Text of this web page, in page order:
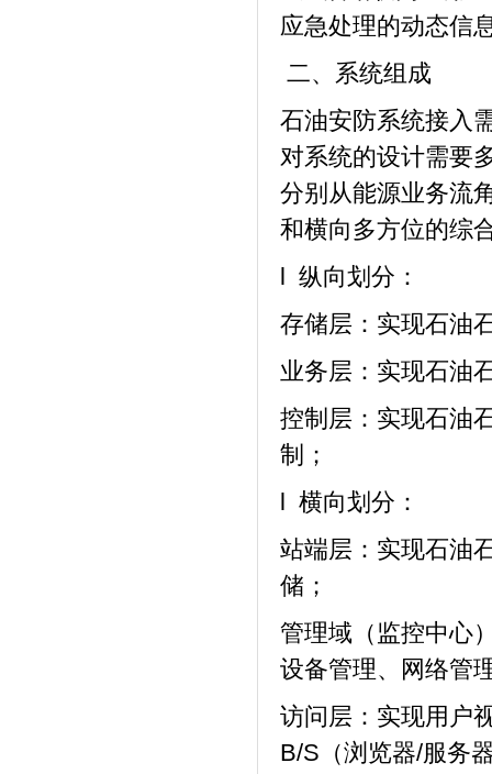
应急处理的动态信
二、系统组成
石油安防系统接入
对系统的设计需要
分别从能源业务流
和横向多方位的综
l 纵向划分：
存储层：实现石油
业务层：实现石油
控制层：实现石油
制；
l 横向划分：
站端层：实现石油
储；
管理域（监控中心
设备管理、网络管
访问层：实现用户
B/S（浏览器/服务